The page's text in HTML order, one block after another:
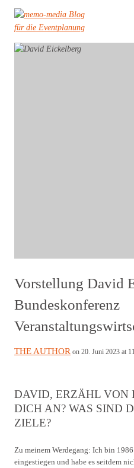
Vorstellung David
Bundeskonferenz
THE AUTHOR on 20. Juni 2023 at
DAVID, ERZÄHL VON
DICH AN? WAS SIND
ZIELE?
Zu meinem Werdegang: Ich bin
eingestiegen und habe es seitdem